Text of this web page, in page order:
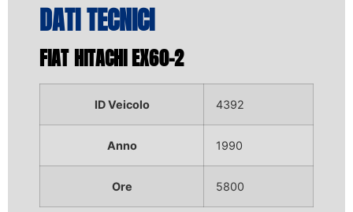
DATI TECNICI
FIAT HITACHI EX60-2
ID Veicolo 4392
Anno 1990
Ore 5800